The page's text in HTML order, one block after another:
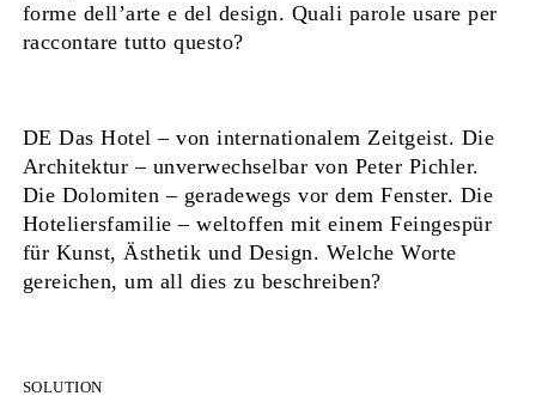
forme dell’arte e del design. Quali parole usare per
raccontare tutto questo?
DE Das Hotel – von internationalem Zeitgeist. Die
Architektur – unverwechselbar von Peter Pichler.
Die Dolomiten – geradewegs vor dem Fenster. Die
Hoteliersfamilie – weltoffen mit einem Feingespür
für Kunst, Ästhetik und Design. Welche Worte
gereichen, um all dies zu beschreiben?
SOLUTION